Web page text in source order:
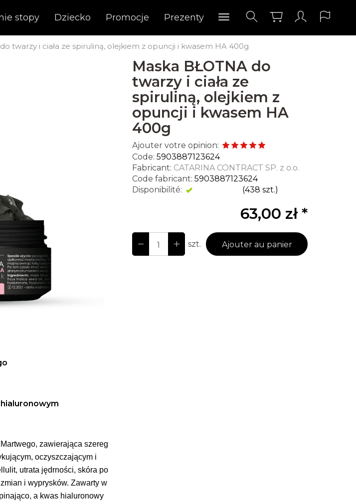
stopy Dziecko Promocje Prezenty
twarzy i ciała ze spiruliną, olejkiem z opuncji i kwasem HA 400g
Maska BŁOTNA do
twarzy i ciała ze
spiruliną, olejkiem z
opuncji i kwasem HA
400g
Ajouter votre opinion:
Code: 5903887123624
Fabricant: CATARINA CONTRACT SP. z o.o.
Code fabricant: 5903887123624
Disponibilité:
(438 szt.)
63,00 zł *
szt. Ajouter au panier
zawierająca szereg
oczyszczającym i
utrata jędrności, skóra po
i wyprysków. Zawarty w
a kwas hialuronowy